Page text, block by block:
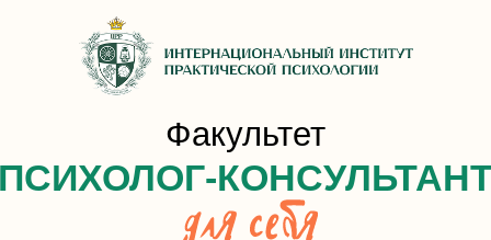
КОНСУЛЬТАНТ
Факультет
Хотите глубже понять себя, проработать